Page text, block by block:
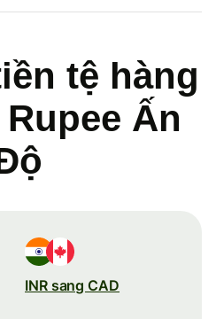
tệ hàng
Ấn
INR sang CAD